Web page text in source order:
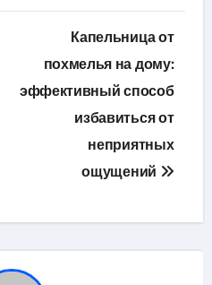
Капельница от
похмелья на дому:
эффективный способ
избавиться от
неприятных
ощущений